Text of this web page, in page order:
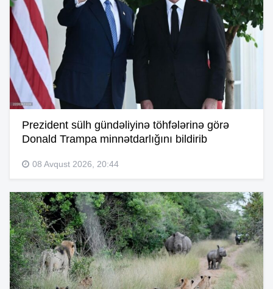
Prezident sülh gündəliyinə töhfələrinə görə
Donald Trampa minnətdarlığını bildirib
08 Avqust 2026, 20:44